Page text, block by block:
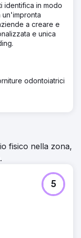
identifica in modo
a creare e
e unica
odontoiatrici
fisico nella zona,
5